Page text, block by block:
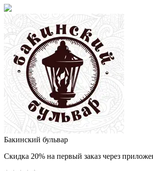
Бакинский бульвар
Скидка 20% на первый заказ через